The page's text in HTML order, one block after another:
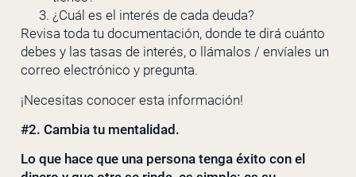
¿Cuál es el interés de cada deuda?
Revisa toda tu documentación, donde te dirá cuánto
debes y las tasas de interés, o llámalos / envíales un
correo electrónico y pregunta.
¡Necesitas conocer esta información!
#2. Cambia tu mentalidad.
Lo que hace que una persona tenga éxito con el